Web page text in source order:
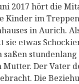
2017 hört die
Kinder im
in Aurich.
sie etwas
saßen
Der Vater
Die